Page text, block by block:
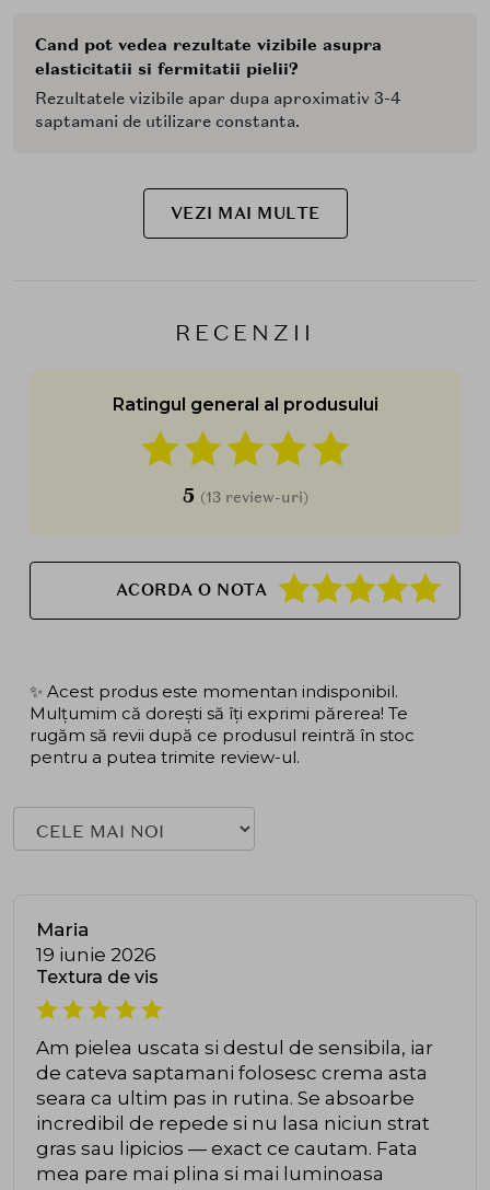
Cand pot vedea rezultate vizibile asupra
elasticitatii si fermitatii pielii?
Rezultatele vizibile apar dupa aproximativ 3-4
saptamani de utilizare constanta.
VEZI MAI MULTE
RECENZII
Ratingul general al produsului
5 (13 review-uri)
ACORDA O NOTA
✨ Acest produs este momentan indisponibil.
Mulțumim că dorești să îți exprimi părerea! Te
rugăm să revii după ce produsul reintră în stoc
pentru a putea trimite review-ul.
Maria
19 iunie 2026
Textura de vis
Am pielea uscata si destul de sensibila, iar
de cateva saptamani folosesc crema asta
seara ca ultim pas in rutina. Se absoarbe
incredibil de repede si nu lasa niciun strat
gras sau lipicios — exact ce cautam. Fata
mea pare mai plina si mai luminoasa